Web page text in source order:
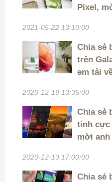
Pixel,
2021-05-22 13:10:00
Chia sẻ
trên
em tải
2020-12-19 13:35:00
Chia sẻ
tính cực
mời anh
2020-12-13 17:00:00
Chia sẻ